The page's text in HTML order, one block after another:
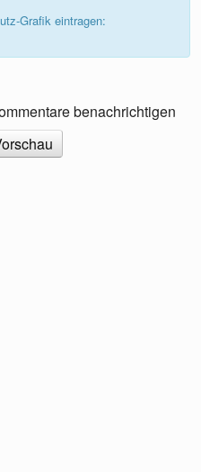
Grafik eintragen:
benachrichtigen